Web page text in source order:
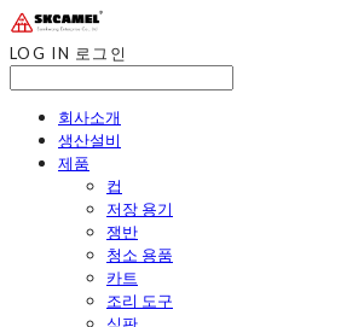
LOG IN 로그인
회사소개
생산설비
제품
컵
저장 용기
쟁반
청소 용품
카트
조리 도구